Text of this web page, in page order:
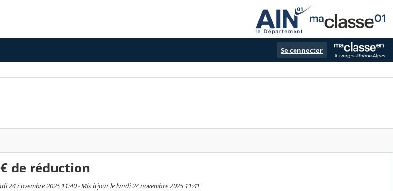
Se connecter
de réduction
24 novembre 2025 11:40 - Mis à jour le lundi 24 novembre 2025 11:41